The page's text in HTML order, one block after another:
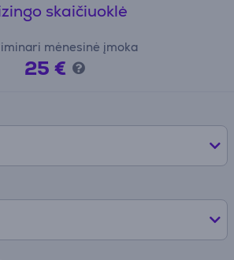
skaičiuoklė
mėnesinė įmoka
25 €